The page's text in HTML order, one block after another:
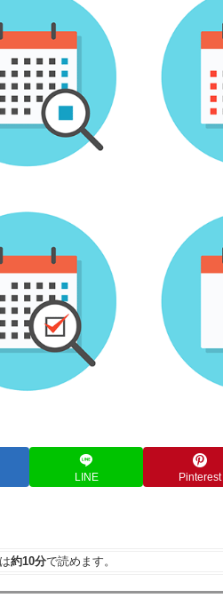
LINE Pinterest
約10分で読めます。